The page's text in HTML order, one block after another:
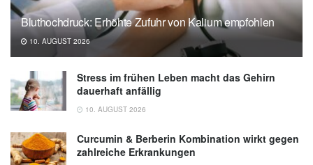
27.11.2024),DZD
Bluthochdruck: Erhöhte Zufuhr von Kalium empfohlen
10. AUGUST 2026
Stress im frühen Leben macht das Gehirn
dauerhaft anfällig
10. AUGUST 2026
Curcumin & Berberin Kombination wirkt gegen
zahlreiche Erkrankungen